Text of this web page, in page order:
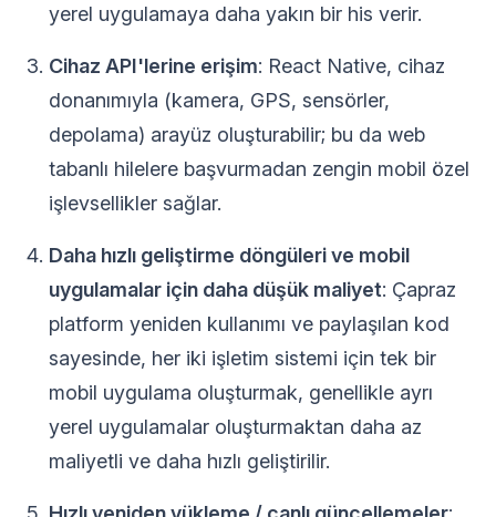
yerel uygulamaya daha yakın bir his verir.
Cihaz API'lerine erişim: React Native, cihaz
donanımıyla (kamera, GPS, sensörler,
depolama) arayüz oluşturabilir; bu da web
tabanlı hilelere başvurmadan zengin mobil özel
işlevsellikler sağlar.
Daha hızlı geliştirme döngüleri ve mobil
uygulamalar için daha düşük maliyet: Çapraz
platform yeniden kullanımı ve paylaşılan kod
sayesinde, her iki işletim sistemi için tek bir
mobil uygulama oluşturmak, genellikle ayrı
yerel uygulamalar oluşturmaktan daha az
maliyetli ve daha hızlı geliştirilir.